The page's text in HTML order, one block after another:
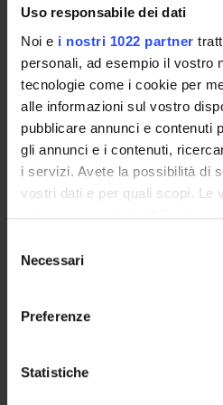
Uso responsabile dei dati
Noi e i nostri 1022 partner
personali, ad esempio il vostro
tecnologie come i cookie per
alle informazioni sul vostro
pubblicare annunci e contenuti
gli annunci e i contenuti,
i servizi. Avete la possibilità di
vostri dati e per quali scopi. Le
privacy sono applicabili solo su
modificare o revocare il proprio
momento dalla Dichiarazione
raccogliere informazioni
geografica, con
delNecessari
Preferenze
Statistiche
ORGANIZZAZIONE
COMMISSIONI
BIBLIOTECHE